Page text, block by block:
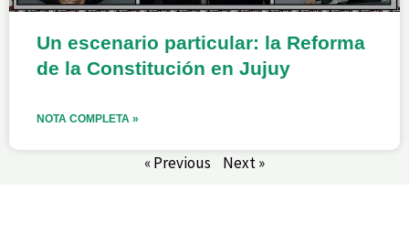
Un escenario particular: la Reforma
de la Constitución en Jujuy
NOTA COMPLETA »
« Previous Next »